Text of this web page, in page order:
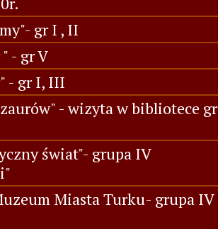
gr I , II
- gr V
- gr I, III
- wizyta w bibliotece gr
świat"- grupa IV
Miasta Turku- grupa IV